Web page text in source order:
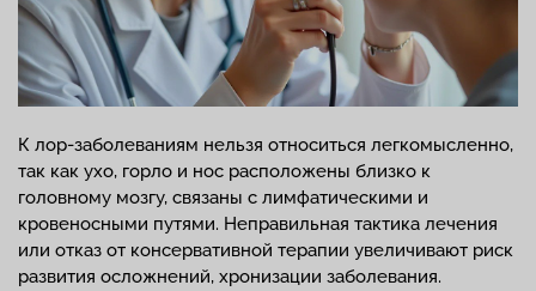
К лор-заболеваниям нельзя относиться легкомысленно,
так как ухо, горло и нос расположены близко к
головному мозгу, связаны с лимфатическими и
кровеносными путями. Неправильная тактика лечения
или отказ от консервативной терапии увеличивают риск
развития осложнений, хронизации заболевания.